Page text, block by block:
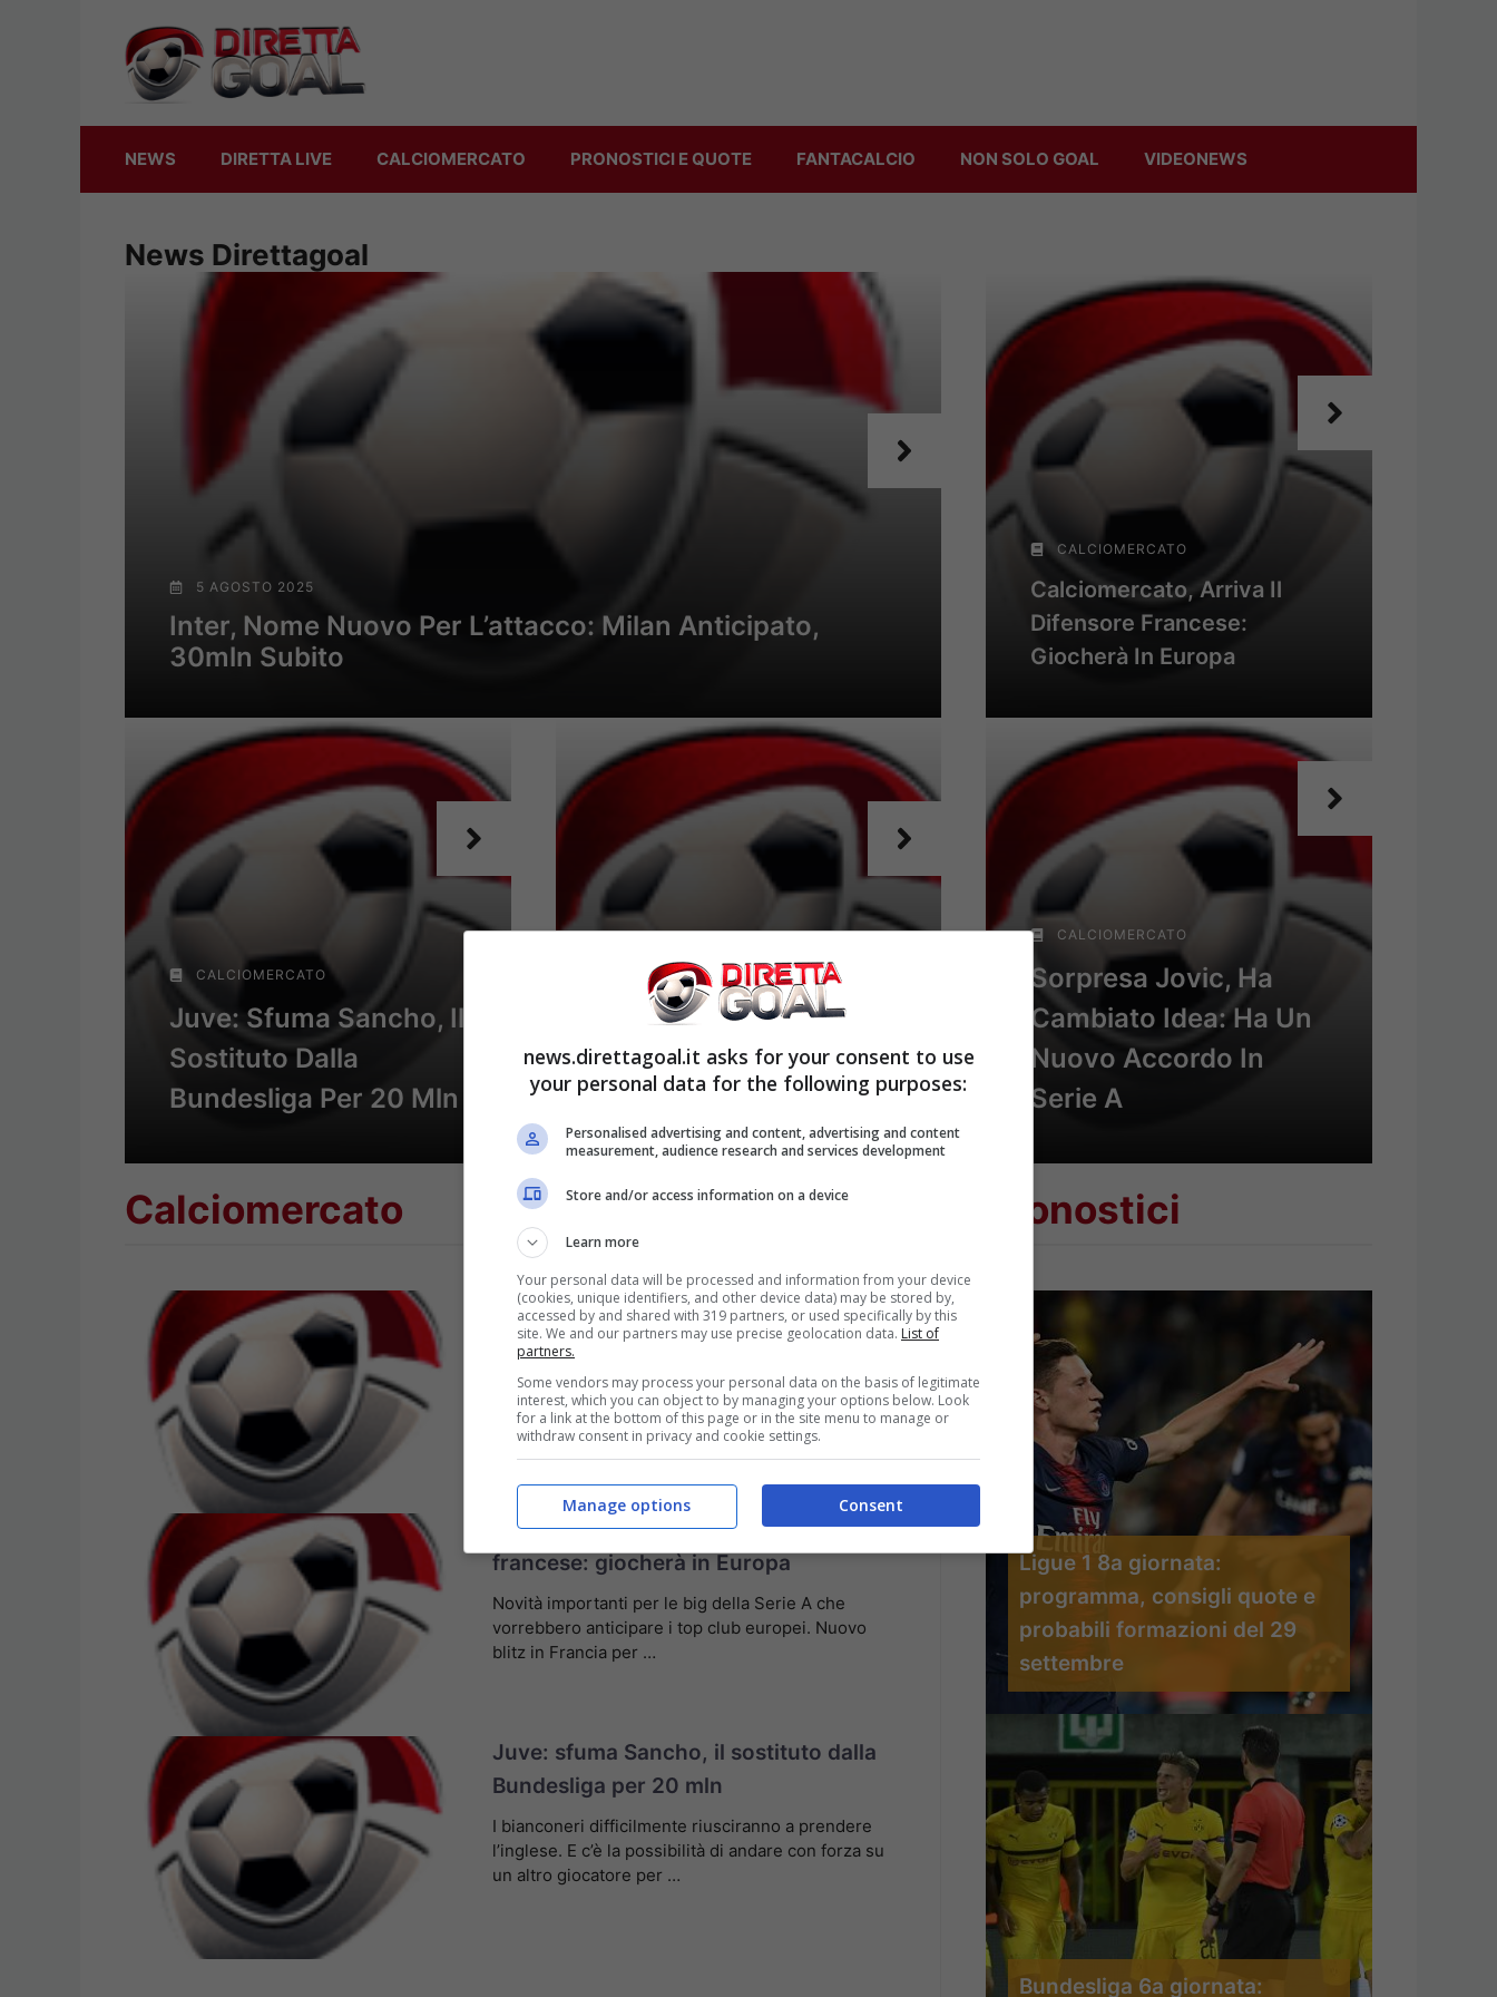
NEWS DIRETTA LIVE CALCIOMERCATO PRONOSTICI E QUOTE FANTACALCIO NON SOLO GOAL VIDEONEWS
News Direttagoal
5 AGOSTO 2025
Inter, Nome Nuovo Per L’attacco: Milan Anticipato,
30mln Subito
CALCIOMERCATO
Calciomercato, Arriva Il
Difensore Francese:
Giocherà In Europa
CALCIOMERCATO
Juve: Sfuma Sancho, Il
Sostituto Dalla
Bundesliga Per 20 Mln
CALCIOMERCATO
La Juventus Anticipa Il
Napoli: Il Danese
Arriva Per 30MLN
CALCIOMERCATO
Sorpresa Jovic, Ha
Cambiato Idea: Ha Un
Nuovo Accordo In
Serie A
Calciomercato
Inter, nome nuovo per l’attacco: Milan
anticipato, 30mln subito
Complicatasi la pista Ademola Lookman l’Inter
avrebbe cominciato a valutare un altro profilo per
rinforzare il proprio attacco. Nulla di …
Calciomercato, arriva il difensore
francese: giocherà in Europa
Novità importanti per le big della Serie A che
vorrebbero anticipare i top club europei. Nuovo
blitz in Francia per …
Juve: sfuma Sancho, il sostituto dalla
Bundesliga per 20 mln
I bianconeri difficilmente riusciranno a prendere
l’inglese. E c’è la possibilità di andare con forza su
un altro giocatore per …
Pronostici
Ligue 1 8a giornata:
programma, consigli quote e
probabili formazioni del 29
settembre
Bundesliga 6a giornata:
news.direttagoal.it asks for your consent to use
your personal data for the following purposes:
Personalised advertising and content, advertising and content
measurement, audience research and services development
Store and/or access information on a device
Learn more
Your personal data will be processed and information from your device
(cookies, unique identifiers, and other device data) may be stored by,
accessed by and shared with 319 partners, or used specifically by this
site. We and our partners may use precise geolocation data. List of
partners.
Some vendors may process your personal data on the basis of legitimate
interest, which you can object to by managing your options below. Look
for a link at the bottom of this page or in the site menu to manage or
withdraw consent in privacy and cookie settings.
Consent
Manage options